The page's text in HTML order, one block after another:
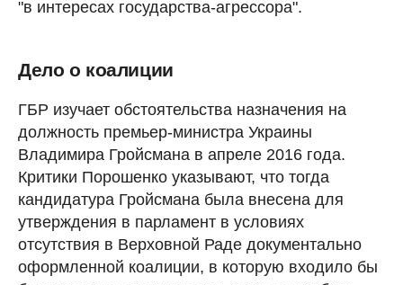
"в интересах государства-агрессора".
Дело о коалиции
ГБР изучает обстоятельства назначения на
должность премьер-министра Украины
Владимира Гройсмана в апреле 2016 года.
Критики Порошенко указывают, что тогда
кандидатура Гройсмана была внесена для
утверждения в парламент в условиях
отсутствия в Верховной Раде документально
оформленной коалиции, в которую входило бы